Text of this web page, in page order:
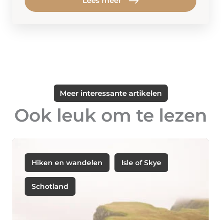
Meer interessante artikelen
Ook leuk om te lezen
Hiken en wandelen Isle of Skye
Schotland